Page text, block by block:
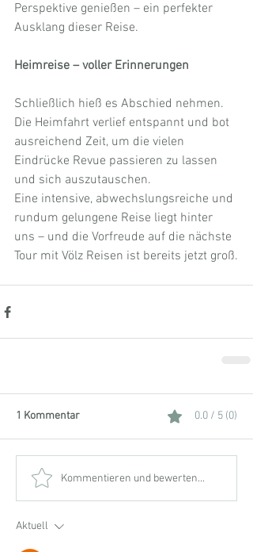
Perspektive genießen – ein perfekter
Ausklang dieser Reise.
Heimreise – voller Erinnerungen
Schließlich hieß es Abschied nehmen.
Die Heimfahrt verlief entspannt und bot
ausreichend Zeit, um die vielen
Eindrücke Revue passieren zu lassen
und sich auszutauschen.
Eine intensive, abwechslungsreiche und
rundum gelungene Reise liegt hinter
uns – und die Vorfreude auf die nächste
Tour mit Völz Reisen ist bereits jetzt groß.
1 Kommentar 0.0 / 5 (0)
Kommentieren und bewerten...
Aktuell